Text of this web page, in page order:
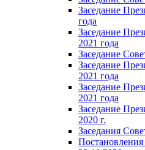
Заседание
года
Заседание
2021 года
Заседание
Заседание
2021 года
Заседание
2021 года
Заседание
2020 г.
Заседания